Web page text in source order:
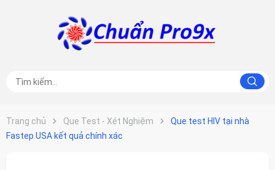
Trang chủ Que Test - Xét Nghiệm
Que test HIV tại nhà
Fastep USA kết quả chính xác